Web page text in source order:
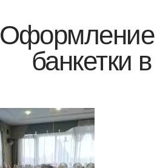
Оформление
банкетки